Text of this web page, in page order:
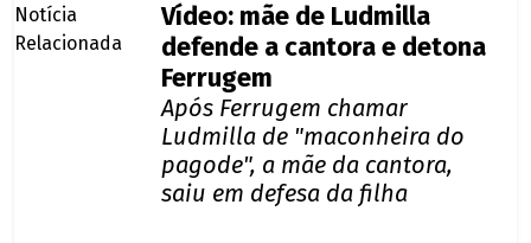
Vídeo: mãe de Ludmilla
defende a cantora e detona
Ferrugem
Após Ferrugem chamar
Ludmilla de "maconheira do
pagode", a mãe da cantora,
saiu em defesa da filha